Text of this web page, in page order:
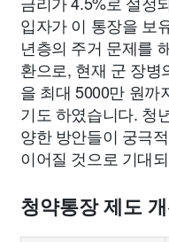
입자가 이 통장을 보
년층의 주거 문제를
환으로, 현재 군 장병
을 최대 5000만 원까
기도 하였습니다. 청
양한 방안들이 궁극
이어질 것으로 기대
청약통장 제도